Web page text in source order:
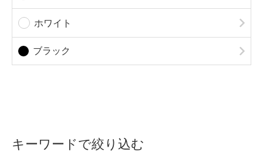
ホワイト
ブラック
キーワードで絞り込む